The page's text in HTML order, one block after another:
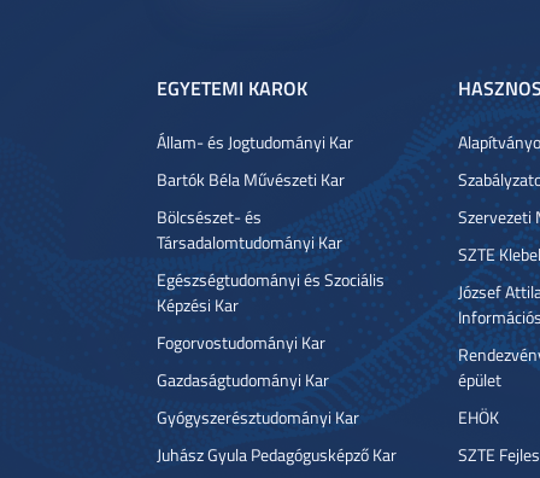
EGYETEMI KAROK
Állam- és Jogtudományi Kar
Bartók Béla Művészeti Kar
Bölcsészet- és
Társadalomtudományi Kar
Egészségtudományi és Szociális
Képzési Kar
Fogorvostudományi Kar
Gazdaságtudományi Kar
Gyógyszerésztudományi Kar
Juhász Gyula Pedagógusképző Kar
Szervezeti
SZTE
József
épület
EHÖK
SZTE